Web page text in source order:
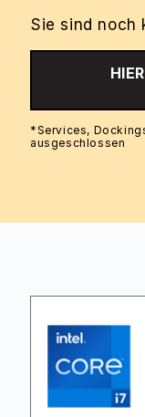
Sie sind noch
*Services,
ausgeschlossen